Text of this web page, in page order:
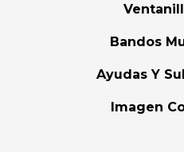
Bandos
Ayudas Y
Imagen